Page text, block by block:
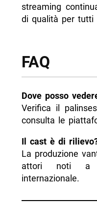
streaming
di qualità per tutti
FAQ
Dove posso
Verifica il
consulta le
Il cast è di
La produzione
attori noti a
internazionale.